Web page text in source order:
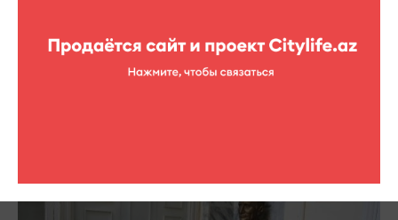
Дом-музей Абдуллы Шаига
по инициативе сына Абдуллы Шаига- Кямала Талыбзадех, и по